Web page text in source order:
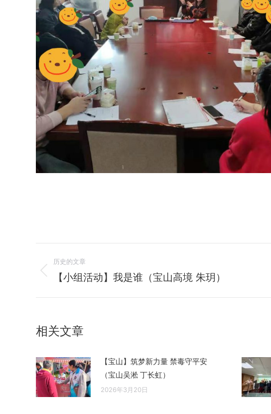
章
导
历史的文章
历
章：
【小组活动】我是谁（宝山高境 朱玥）
相关文章
【宝山】筑梦新力量 禁毒守平安
（宝山吴淞 丁长虹）
2026年3月20日